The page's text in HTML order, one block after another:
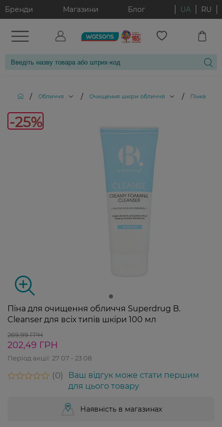
Бренди Магазини Блог UA RU
/ Обличчя / Очищення шкіри обличчя / Пінка для
-25%
Піна для очищення обличчя Superdrug B.
Cleanser для всіх типів шкіри 100 мл
269,99 ГРН
202,49 ГРН
Період акції: 27 07 - 23 08
0
Ваш відгук може стати першим
для цього товару
Наявність в магазинах